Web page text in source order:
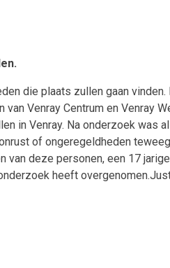
die plaats zullen gaan vinden.
Venray Centrum en Venray
in Venray. Na onderzoek was
of ongeregeldheden
van deze personen, een 17
heeft